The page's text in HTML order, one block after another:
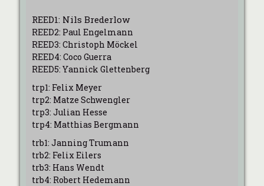
REED1: Nils Brederlow
REED2: Paul Engelmann
REED3: Christoph Möckel
REED4: Coco Guerra
REED5: Yannick Glettenberg
trp1: Felix Meyer
trp2: Matze Schwengler
trp3: Julian Hesse
trp4: Matthias Bergmann
trb1: Janning Trumann
trb2: Felix Eilers
trb3: Hans Wendt
trb4: Robert Hedemann